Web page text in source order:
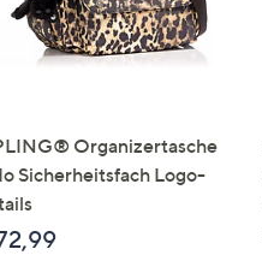
Organizertasche
Sicherheitsfach Logo-